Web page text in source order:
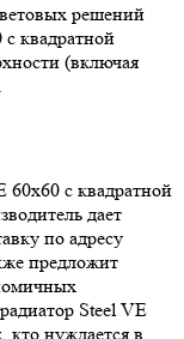
решений
с квадратной
(включая
60х60 с квадратной
дает
по адресу
предложит
Steel VE
нуждается в